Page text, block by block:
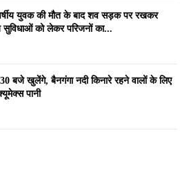
युवक की मौत के बाद शव सड़क पर रखकर
को लेकर परिजनों का...
बजे खुलेंगे, बैनगंगा नदी किनारे रहने वालों के लिए
पानी